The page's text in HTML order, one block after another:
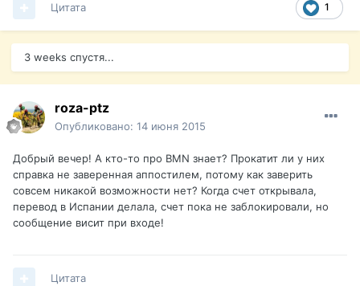
1
Цитата
3 weeks спустя...
roza-ptz
Опубликовано: 14 июня 2015
Добрый вечер! А кто-то про BMN знает? Прокатит ли у них
справка не заверенная аппостилем, потому как заверить
совсем никакой возможности нет? Когда счет открывала,
перевод в Испании делала, счет пока не заблокировали, но
сообщение висит при входе!
Цитата